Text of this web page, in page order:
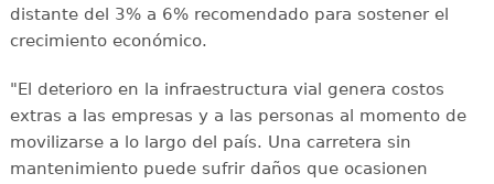
distante del 3% a 6% recomendado para sostener el
crecimiento económico.
"El deterioro en la infraestructura vial genera costos
extras a las empresas y a las personas al momento de
movilizarse a lo largo del país. Una carretera sin
mantenimiento puede sufrir daños que ocasionen